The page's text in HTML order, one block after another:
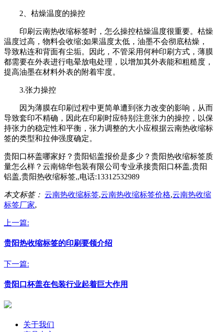
2、枯燥温度的操控
印刷云南热收缩标签时，怎么操控枯燥温度很重要。枯燥
温度过高，物料会收缩;如果温度太低，油墨不会彻底枯燥，
导致粘连和背面有尘垢。因此，不管采用何种印刷方式，薄膜
都需要在外表进行电晕放电处理，以增加其外表能和粗糙度，
提高油墨在材料外表的附着牢度。
3.张力操控
因为薄膜在印刷过程中更简单遭到张力改变的影响，从而
导致套印不精确，因此在印刷时应特别注意张力的操控，以保
持张力的稳定性和平衡，张力调整的大小应根据云南热收缩标
签的类型和拉伸强度确定。
贵阳口杯盖哪家好？贵阳铝盖报价是多少？贵阳热收缩标签质
量怎么样？云南锦华包装有限公司专业承接贵阳口杯盖,贵阳
铝盖,贵阳热收缩标签,,电话:13312532989
本文标签： 云南热收缩标签,云南热收缩标签价格,云南热收缩
标签厂家,
上一篇:
贵阳热收缩标签的印刷要领介绍
下一篇:
贵阳口杯盖在包装行业起着巨大作用
关于我们